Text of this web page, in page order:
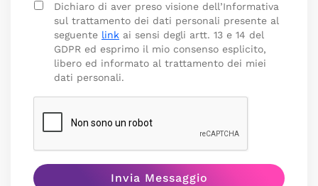
Dichiaro di aver preso visione dell’Informativa
sul trattamento dei dati personali presente al
seguente link ai sensi degli artt. 13 e 14 del
GDPR ed esprimo il mio consenso esplicito,
libero ed informato al trattamento dei miei
dati personali.